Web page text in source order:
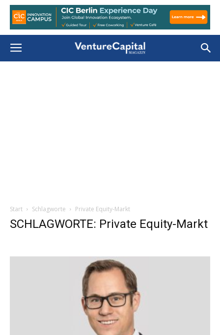
Start Schlagworte Private Equity-Markt
SCHLAGWORTE: Private Equity-Markt